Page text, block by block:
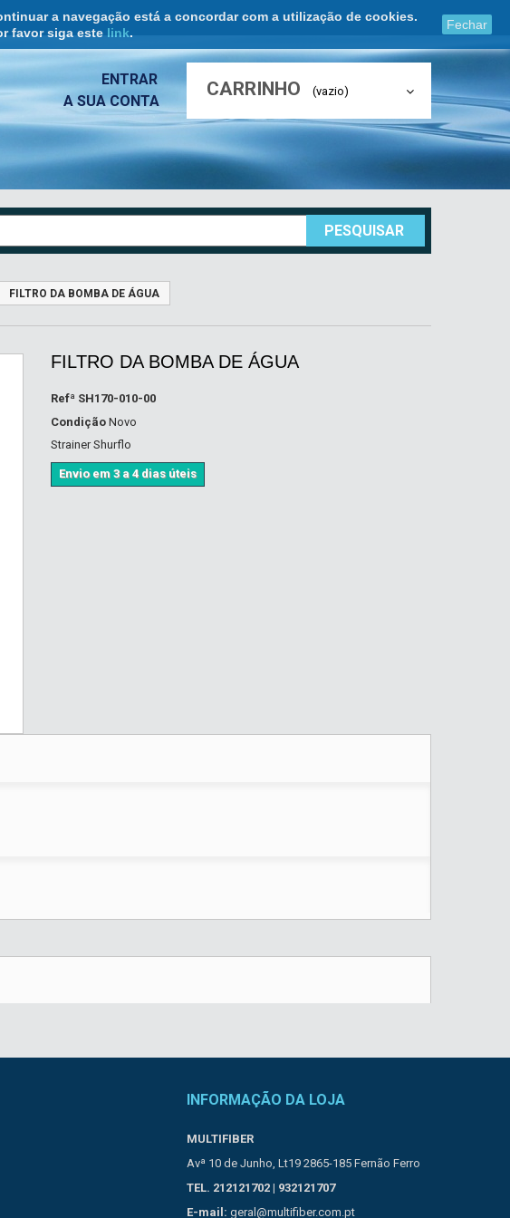
a navegação está a concordar com a utilização de cookies.
favor siga este link.
Fechar
CARRINHO (vazio)
ENTRAR
A SUA CONTA
PESQUISAR
FILTRO DA BOMBA DE ÁGUA
FILTRO DA BOMBA DE ÁGUA
Refª SH170-010-00
Condição Novo
Strainer Shurflo
Envio em 3 a 4 dias úteis
INFORMAÇÃO DA LOJA
MULTIFIBER
Avª 10 de Junho, Lt19 2865-185 Fernão Ferro
TEL. 212121702 | 932121707
E-mail: geral@multifiber.com.pt